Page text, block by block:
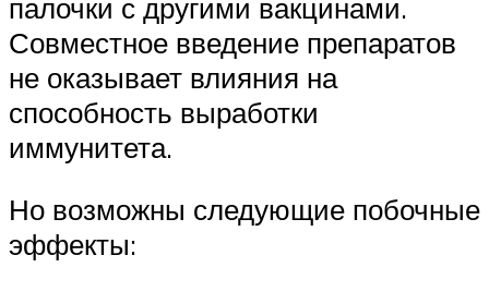
палочки с другими вакцинами.
Совместное введение препаратов
не оказывает влияния на
способность выработки
иммунитета.
Но возможны следующие побочные
эффекты: